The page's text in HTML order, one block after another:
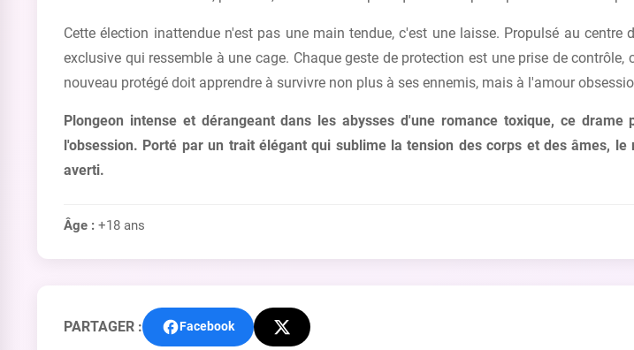
Cette élection inattendue n'est pas une main tendue, c'est une laisse. Propulsé au
exclusive qui ressemble à une cage. Chaque geste de protection est une prise de
nouveau protégé doit apprendre à survivre non plus à ses ennemis, mais à l'amour
Plongeon intense et dérangeant dans les abysses d'une romance toxique, ce
l'obsession. Porté par un trait élégant qui sublime la tension des corps et des âmes,
averti.
Âge : +18 ans
PARTAGER : Facebook